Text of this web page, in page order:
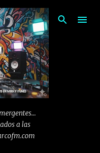
principal
a las